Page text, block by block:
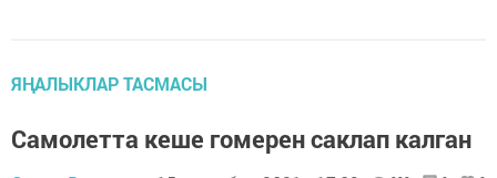
ЯҢАЛЫКЛАР ТАСМАСЫ
Самолетта кеше гомерен саклап калган